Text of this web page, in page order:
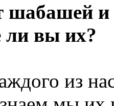
шабашей
ли вы их?
из